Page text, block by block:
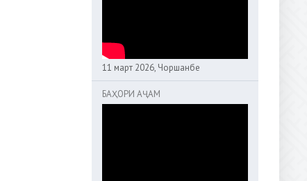
11 март 2026, Чоршанбе
БАҲОРИ АҶАМ